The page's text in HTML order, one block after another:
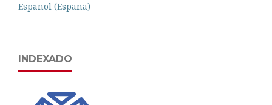
Español (España)
INDEXADO